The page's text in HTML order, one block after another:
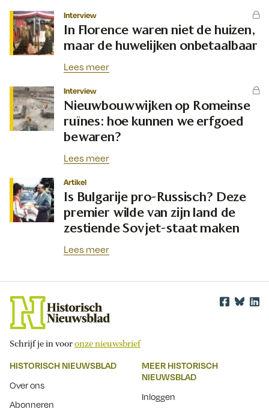
Interview
In Florence waren niet de huizen,
maar de huwelijken onbetaalbaar
Lees meer
Interview
Nieuwbouwwijken op Romeinse
ruïnes: hoe kunnen we erfgoed
bewaren?
Lees meer
Artikel
Is Bulgarije pro-Russisch? Deze
premier wilde van zijn land de
zestiende Sovjet-staat maken
Lees meer
Schrijf je in vooronze nieuwsbrief
HISTORISCH NIEUWSBLAD
Over ons
Abonneren
MEER HISTORISCH
NIEUWSBLAD
Inloggen